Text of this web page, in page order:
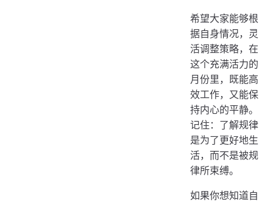
希望大家能够根
据自身情况，灵
活调整策略，在
这个充满活力的
月份里，既能高
效工作，又能保
持内心的平静。
记住：了解规律
是为了更好地生
活，而不是被规
律所束缚。
如果你想知道自